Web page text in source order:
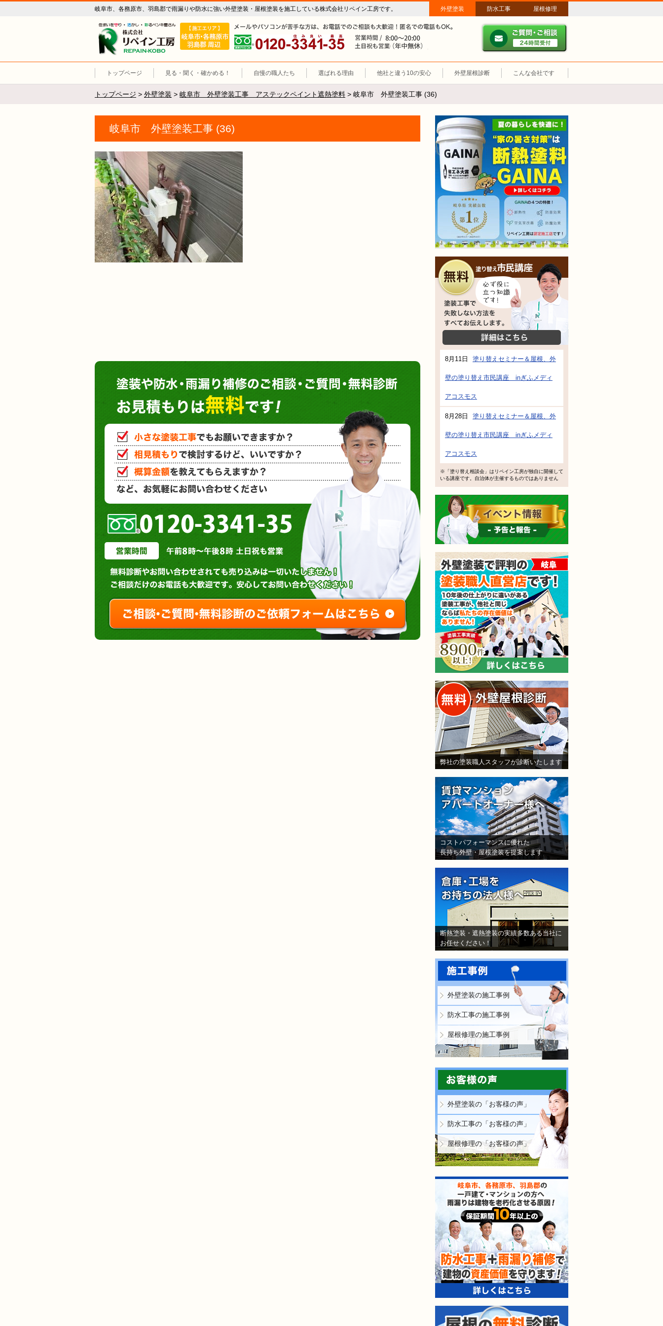
岐阜市、各務原市、羽島郡で雨漏りや防水に強い外壁塗装・屋根塗装を施工している株式会社リペイン工房です。 外壁塗装 防水工事 屋根修理
リペイン工房（外壁塗装・屋根塗装・雨漏り修理・防水工事）
施工エリア 岐阜市、各務原市、羽島郡。
メールやパソコンが苦手な方は、お電話でのご相談も大歓迎！匿名での
0120-3341-35
営業時間：午前8時～午後8時 年中無休、土日祝も営業しています。
トップページ 見る・聞く・確かめる！ 自慢の職人たち 選ばれる理由 他社と違う10の安心 外壁屋根診断 こんな会社です
トップページ > 外壁塗装 > 岐阜市 外壁塗装工事 アステックペイント遮熱塗料 > 岐阜市 外壁塗装工事 (36)
岐阜市 外壁塗装工事 (36)
塗装工事で失敗しない方法をすべてお伝え
8月11日 塗り替えセミナー＆屋根、外
壁の塗り替え市民講座 inぎふメディ
アコスモス
8月28日 塗り替えセミナー＆屋根、外
壁の塗り替え市民講座 inぎふメディ
アコスモス
※「塗り替え相談会」はリペイン工房が独自に開催して
いる講座です。自治体が主催するものではありません
弊社の塗装職人スタッフが診断いたします
コストパフォーマンスに優れた
長持ち外壁・屋根塗装を提案します
断熱塗装・遮熱塗装の実績多数ある当社に
お任せください！
外壁塗装の施工事例
防水工事の施工事例
屋根修理の施工事例
外壁塗装の「お客様の声」
防水工事の「お客様の声」
屋根修理の「お客様の声」
塗装や防水・雨漏り補修のご相談・ご質問・無
小さな塗装工事でもお願いできますか？
相見積もりで検討するけど、いいですか？
概算金額を教えてもらえますか？
など、お気軽にお問い合わせください。
0120-3341-35
営業時間 : 午前8時～午後8時 土日祝も営業
無料診断やお問い合わせされても売り込みは一切いたしません！ ご相談だけのお電話
ご相談・ご質問・無料診断のご依頼フォームはこちら